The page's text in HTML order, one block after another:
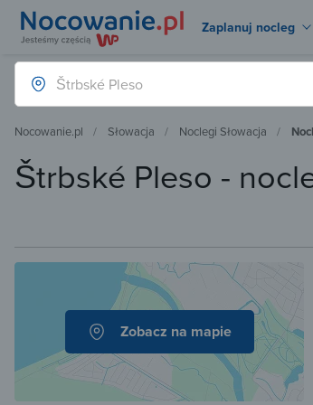
Zaplanuj nocleg
Nocowanie.pl Słowacja Noclegi Słowacja
Štrbské Pleso -
Zobacz na mapie